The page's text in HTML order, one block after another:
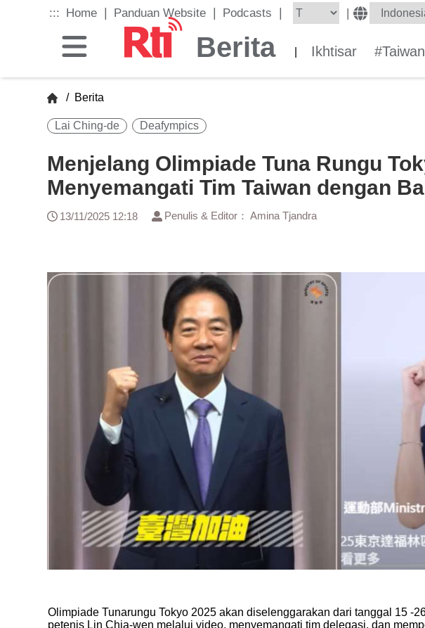
::: Home Panduan Website Podcasts |
Berita Ikhtisar
/ Berita
Lai Ching-de Deafympics
Menjelang Olimpiade Tuna Rungu
Menyemangati Tim Taiwan dengan
13/11/2025 12:18 Penulis & Editor： Amina Tjandra
Olimpiade Tunarungu Tokyo 2025 akan diselenggarakan dari tanggal 15 -
petenis Lin Chia-wen melalui video, menyemangati tim delegasi, dan